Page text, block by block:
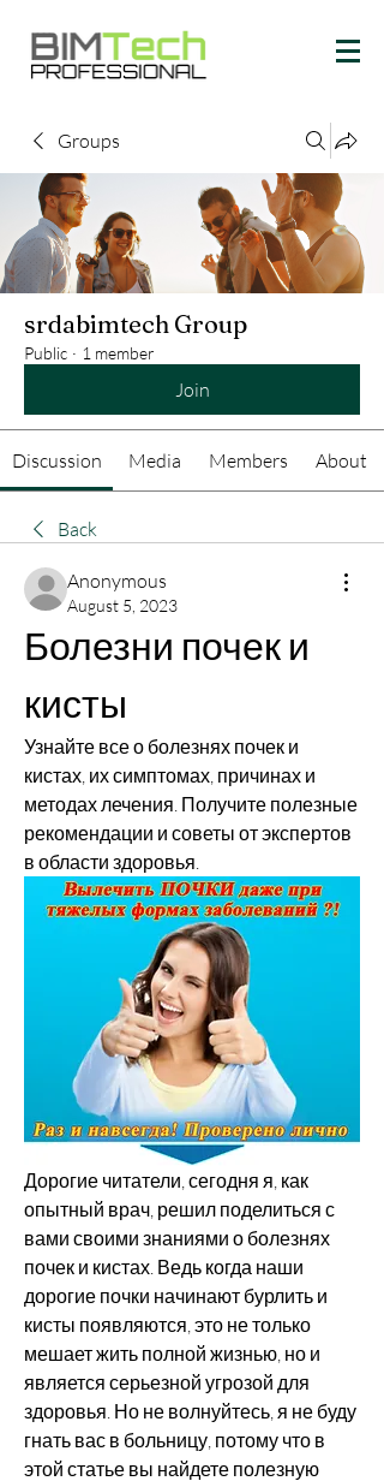
Groups
srdabimtech Group
Public · 1 member
Join
Discussion Media Members About
Back
Anonymous
August 5, 2023
Болезни почек и
кисты
Узнайте все о болезнях почек и
кистах, их симптомах, причинах и
методах лечения. Получите полезные
рекомендации и советы от экспертов
в области здоровья.
Дорогие читатели, сегодня я, как
опытный врач, решил поделиться с
вами своими знаниями о болезнях
почек и кистах. Ведь когда наши
дорогие почки начинают бурлить и
кисты появляются, это не только
мешает жить полной жизнью, но и
является серьезной угрозой для
здоровья. Но не волнуйтесь, я не буду
гнать вас в больницу, потому что в
этой статье вы найдете полезную